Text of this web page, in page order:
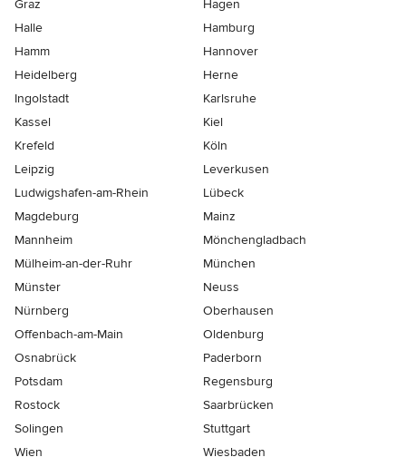
Graz
Hagen
Halle
Hamburg
Hamm
Hannover
Heidelberg
Herne
Ingolstadt
Karlsruhe
Kassel
Kiel
Krefeld
Köln
Leipzig
Leverkusen
Ludwigshafen-am-Rhein
Lübeck
Magdeburg
Mainz
Mannheim
Mönchen­gladbach
Mülheim-an-der-Ruhr
München
Münster
Neuss
Nürnberg
Oberhausen
Offenbach-am-Main
Oldenburg
Osnabrück
Paderborn
Potsdam
Regensburg
Rostock
Saarbrücken
Solingen
Stuttgart
Wien
Wiesbaden